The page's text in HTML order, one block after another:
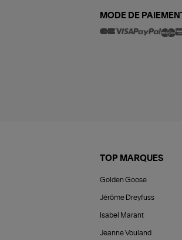
MODE DE PAIEMENT
TOP MARQUES
Golden Goose
Jérôme Dreyfuss
Isabel Marant
Jeanne Vouland